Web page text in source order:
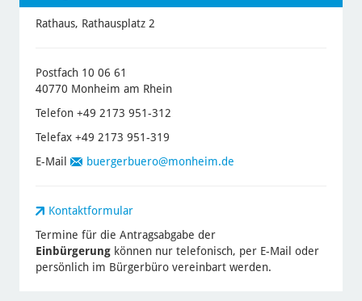
Rathaus, Rathausplatz 2
Postfach 10 06 61
40770 Monheim am Rhein
Telefon +49 2173 951-312
Telefax +49 2173 951-319
E-Mail
buergerbuero@monheim.de
Kontaktformular
Termine für die Antragsabgabe der
Einbürgerungkönnen nur telefonisch, per E-Mail oder
persönlich im Bürgerbüro vereinbart werden.